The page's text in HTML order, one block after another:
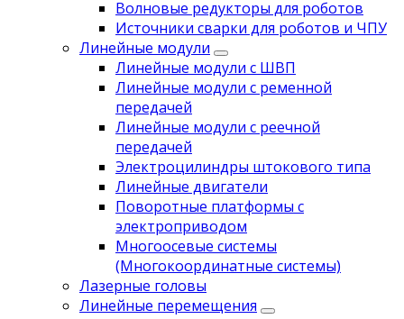
Волновые редукторы для роботов
Источники сварки для роботов и ЧПУ
Линейные модули
Линейные модули с ШВП
Линейные модули с ременной
передачей
Линейные модули с реечной
передачей
Электроцилиндры штокового типа
Линейные двигатели
Поворотные платформы с
электроприводом
Многоосевые системы
(Многокоординатные системы)
Лазерные головы
Линейные перемещения